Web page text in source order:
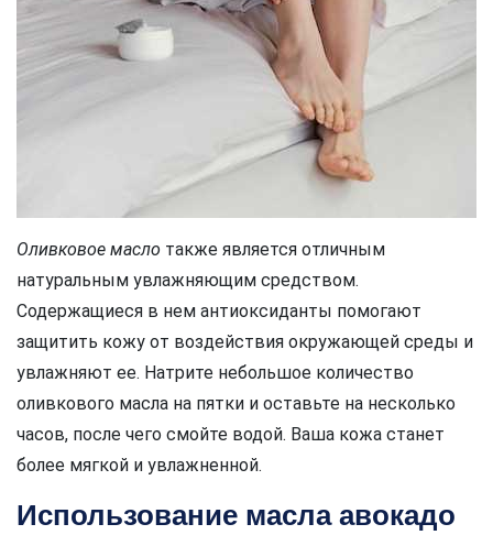
Оливковое масло также является отличным
натуральным увлажняющим средством.
Содержащиеся в нем антиоксиданты помогают
защитить кожу от воздействия окружающей среды и
увлажняют ее. Натрите небольшое количество
оливкового масла на пятки и оставьте на несколько
часов, после чего смойте водой. Ваша кожа станет
более мягкой и увлажненной.
Использование масла авокадо